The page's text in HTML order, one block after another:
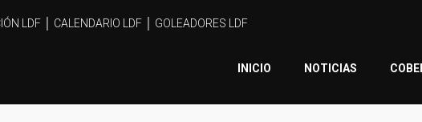
LDF │ CALENDARIO LDF │ GOLEADORES LDF
INICIO NOTICIAS